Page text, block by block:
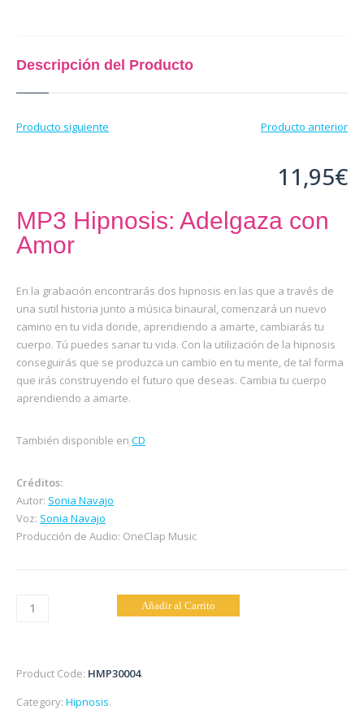
Qué es Crea-t
Servicios
Contacto
Descripción del Producto
Producto siguiente Producto anterior
11,95€
MP3 Hipnosis: Adelgaza con
Amor
En la grabación encontrarás dos hipnosis en las que a través de
una sutil historia junto a música binaural, comenzará un nuevo
camino en tu vida donde, aprendiendo a amarte, cambiarás tu
cuerpo. Tú puedes sanar tu vida. Con la utilización de la hipnosis
conseguirás que se produzca un cambio en tu mente, de tal forma
que irás construyendo el futuro que deseas. Cambia tu cuerpo
aprendiendo a amarte.
También disponible en CD
Créditos:
Autor: Sonia Navajo
Voz: Sonia Navajo
Producción de Audio: OneClap Music
Hipnosis
con
–
Añadir al Carrito
Product Code: HMP30004.
Category: Hipnosis.